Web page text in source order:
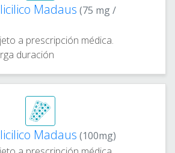
Madaus (75 mg /
a prescripción médica.
duración
Madaus (100mg)